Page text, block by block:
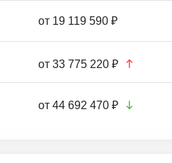
от 19 119 590 ₽
от 33 775 220 ₽
от 44 692 470 ₽